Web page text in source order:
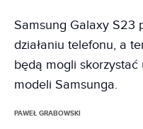
Samsung Galaxy S23
działaniu telefonu, a
będą mogli
modeli Samsunga.
PAWEŁ GRABOWSKI